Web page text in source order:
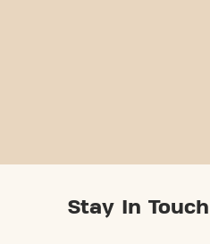
Stay In Touch